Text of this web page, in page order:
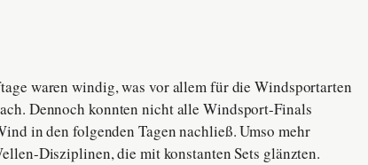
waren windig, was vor allem für die Windsportarten
Dennoch konnten nicht alle Windsport-Finals
in den folgenden Tagen nachließ. Umso mehr
Disziplinen, die mit konstanten Sets glänzten.